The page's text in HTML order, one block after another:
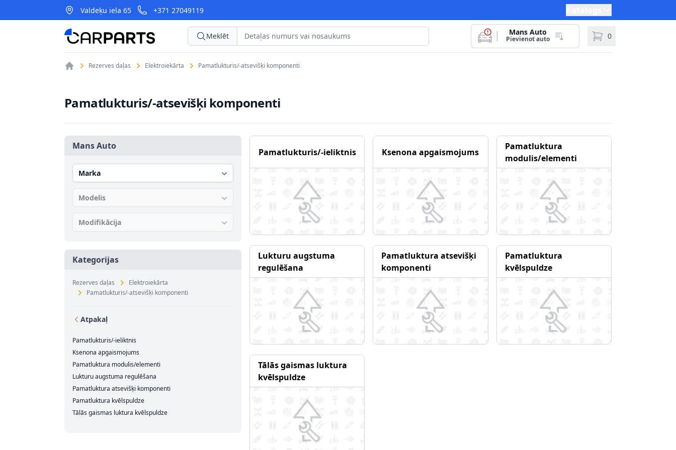
Valdeķu iela 65 +371 27049119
CarParts Meklēt Mans Auto
Pievienot auto 0
Rezerves daļas Elektroiekārta Pamatlukturis/-atsevišķi komponenti
Pamatlukturis/-atsevišķi komponenti
Mans Auto
Marka
Modelis
Modifikācija
Kategorijas
Rezerves daļas
Elektroiekārta
Pamatlukturis/-atsevišķi komponenti
Atpakaļ
Pamatlukturis/-ieliktnis
Ksenona apgaismojums
Pamatluktura modulis/elementi
Lukturu augstuma regulēšana
Pamatluktura atsevišķi komponenti
Pamatluktura kvēlspuldze
Tālās gaismas luktura kvēlspuldze
Pamatlukturis/-ieliktnis Ksenona apgaismojums
Pamatluktura
modulis/elementi
Lukturu augstuma
regulēšana
Pamatluktura atsevišķi
komponenti
Pamatluktura
kvēlspuldze
Tālās gaismas luktura
kvēlspuldze